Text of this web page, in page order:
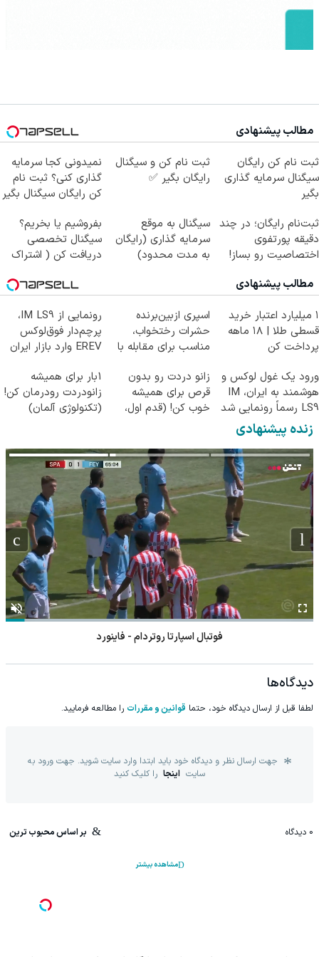
مطالب پیشنهادی
ثبت نام کن رایگان
سیگنال سرمایه گذاری
بگیر
ثبت نام کن و سیگنال
رایگان بگیر ✅
نمیدونی کجا سرمایه
گذاری کنی؟ ثبت نام
کن رایگان سیگنال بگیر
ثبت‌نام رایگان؛ در چند
دقیقه پورتفوی
اختصاصیت رو بساز!
سیگنال به موقع
سرمایه گذاری (رایگان
به مدت محدود)
بفروشیم یا بخریم؟
سیگنال تخصصی
دریافت کن ( اشتراک
مطالب پیشنهادی
۱ میلیارد اعتبار خرید
قسطی طلا | ۱۸ ماهه
پرداخت کن
اسپری ازبین‌برنده
حشرات رختخواب،
مناسب برای مقابله با
رونمایی از IM LS9،
پرچم‌دار فوق‌لوکس
EREV وارد بازار ایران
ورود یک غول لوکس و
هوشمند به ایران، IM
LS9 رسماً رونمایی شد
زانو دردت رو بدون
قرص برای همیشه
خوب کن! (قدم اول،
1بار برای همیشه
زانودردت رودرمان کن!
(تکنولوژی آلمان)
زنده پیشنهادی
فوتبال اسپارتا روتردام - فاینورد
دیدگاه‌ها
لطفا قبل از ارسال دیدگاه خود، حتما قوانین و مقررات را مطالعه فرمایید.
جهت ارسال نظر و دیدگاه خود باید ابتدا وارد سایت شوید. جهت ورود به
سایت اینجا را کلیک کنید
0 دیدگاه بر اساس محبوب ترین
مشاهده بیشتر